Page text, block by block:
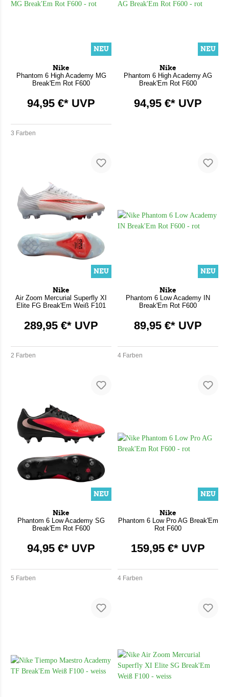
NEU
Nike
Phantom 6 High Academy MG
Break'Em Rot F600
94,95 €* UVP
3 Farben
NEU
Nike
Phantom 6 High Academy AG
Break'Em Rot F600
94,95 €* UVP
NEU
Nike
Air Zoom Mercurial Superfly XI
Elite FG Break'Em Weiß F101
289,95 €* UVP
2 Farben
NEU
Nike
Phantom 6 Low Academy IN
Break'Em Rot F600
89,95 €* UVP
4 Farben
NEU
Nike
Phantom 6 Low Academy SG
Break'Em Rot F600
94,95 €* UVP
5 Farben
NEU
Nike
Phantom 6 Low Pro AG Break'Em
Rot F600
159,95 €* UVP
4 Farben